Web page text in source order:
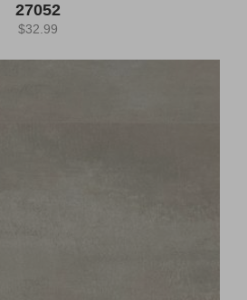
27052
$32.99